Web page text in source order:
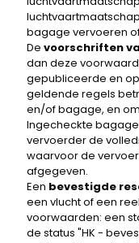
bagage vervoeren
De voorschriften
dan deze
gepubliceerde en
geldende regels
en/of bagage, en
Ingecheckte
vervoerder de
waarvoor de
afgegeven.
Een bevestigde
een vlucht of een
voorwaarden: een
de status "HK -